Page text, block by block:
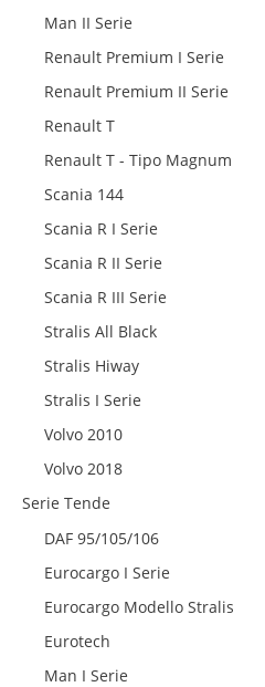
Man II Serie
Renault Premium I Serie
Renault Premium II Serie
Renault T
Renault T - Tipo Magnum
Scania 144
Scania R I Serie
Scania R II Serie
Scania R III Serie
Stralis All Black
Stralis Hiway
Stralis I Serie
Volvo 2010
Volvo 2018
Serie Tende
DAF 95/105/106
Eurocargo I Serie
Eurocargo Modello Stralis
Eurotech
Man I Serie